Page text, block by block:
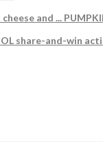
cheese and ...
share-and-win